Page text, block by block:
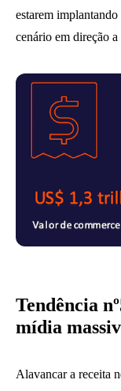
estarem
cenário em direção
Tendência
mídia
Alavancar a receita